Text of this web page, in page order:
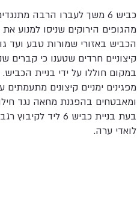
כביש 6 משך לעברו הרבה
מהגופים הירוקים שניסו למנוע
הכביש באזורי שמורות טבע ועד
קיצוניים חרדים שטענו כי קברים
במקום חוללו על ידי בניית
מפגינים ימניים קיצונים מתעמתים
ומאבטחים בהפגנת מחאה נגד
בעת בניית כביש 6 ליד
לואדי ערה.